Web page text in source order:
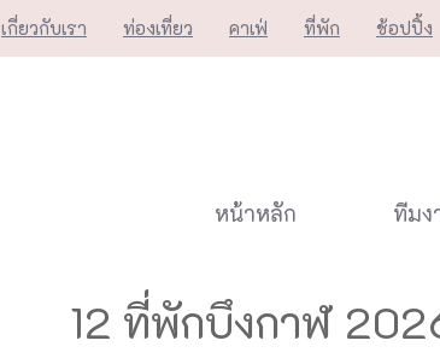
เกี่ยวกับเรา ท่องเที่ยว คาเฟ่ ที่พัก ช้อปปิ้ง
หน้าหลัก ทีมง
12 ที่พักบึงกาฬ